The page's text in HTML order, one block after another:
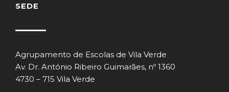
SEDE
Agrupamento de Escolas de Vila Verde
Av. Dr. António Ribeiro Guimarães, nº 1360
4730 – 715 Vila Verde